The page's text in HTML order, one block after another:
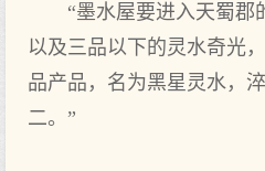
“墨水屋要进入天蜀郡
以及三品以下的灵水奇光
品产品，名为黑星灵水，
二。”